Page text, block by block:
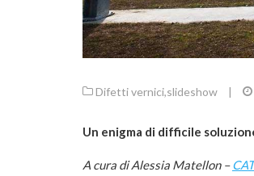
Difetti vernici,slideshow |
Un enigma di difficile
A cura di Alessia Matellon –